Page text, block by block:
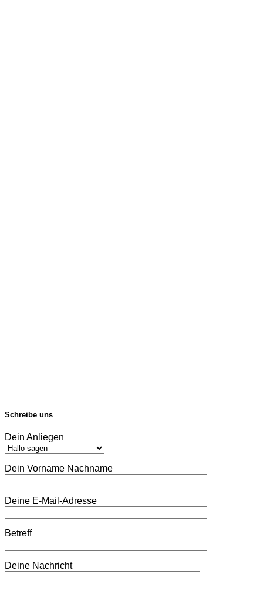
Schreibe uns
Dein Anliegen
Dein Vorname Nachname
Deine E-Mail-Adresse
Betreff
Deine Nachricht